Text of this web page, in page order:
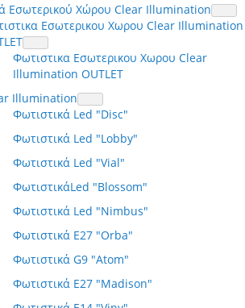
Εσωτερικού Χώρου Clear Illumination
Εσωτερικου Χωρου Clear Illumination
Φωτιστικα Εσωτερικου Χωρου Clear
Illumination OUTLET
Illumination
Φωτιστικά Led "Disc"
Φωτιστικά Led "Lobby"
Φωτιστικά Led "Vial"
ΦωτιστικάLed "Blossom"
Φωτιστικά Led "Nimbus"
Φωτιστικά E27 "Orba"
Φωτιστικά G9 "Atom"
Φωτιστικά E27 "Madison"